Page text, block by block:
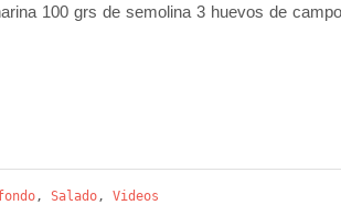
100 grs de semolina 3 huevos de
, Salado, Videos